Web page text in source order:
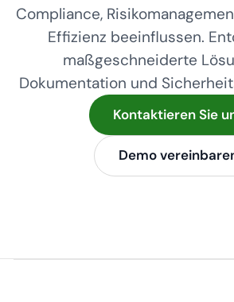
Compliance,
Effizienz beeinflussen.
maßgeschneiderte
Dokumentation und
Kontaktieren Sie
Demo